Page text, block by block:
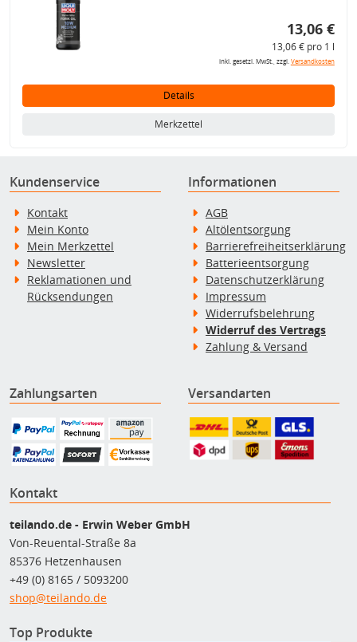
13,06 €
13,06 € pro 1 l
inkl. gesetzl. MwSt., zzgl.Versandkosten
Details
Merkzettel
Kundenservice
Kontakt
Mein Konto
Mein Merkzettel
Newsletter
Reklamationen und
Rücksendungen
Informationen
AGB
Altölentsorgung
Barrierefreiheitserklärung
Batterieentsorgung
Datenschutzerklärung
Impressum
Widerrufsbelehrung
Widerruf des Vertrags
Zahlung & Versand
Zahlungsarten Versandarten
Kontakt
teilando.de - Erwin Weber GmbH
Von-Reuental-Straße 8a
85376 Hetzenhausen
+49 (0) 8165 / 5093200
shop@teilando.de
Top Produkte